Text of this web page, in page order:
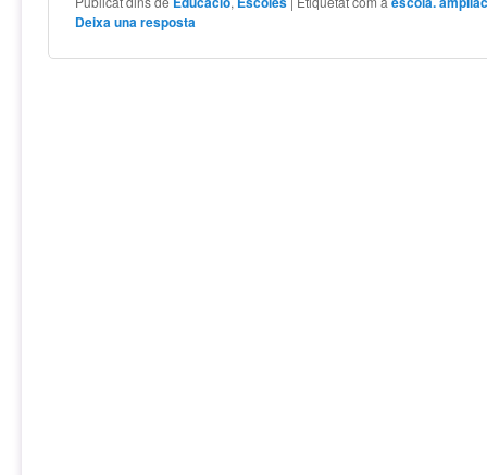
Deixa una resposta